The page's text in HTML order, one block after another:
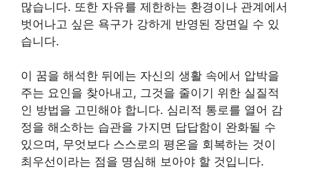
많습니다. 또한 자유를 제한하는 환경이나 관계에서
벗어나고 싶은 욕구가 강하게 반영된 장면일 수 있
습니다.
이 꿈을 해석한 뒤에는 자신의 생활 속에서 압박을
주는 요인을 찾아내고, 그것을 줄이기 위한 실질적
인 방법을 고민해야 합니다. 심리적 통로를 열어 감
정을 해소하는 습관을 가지면 답답함이 완화될 수
있으며, 무엇보다 스스로의 평온을 회복하는 것이
최우선이라는 점을 명심해 보아야 할 것입니다.